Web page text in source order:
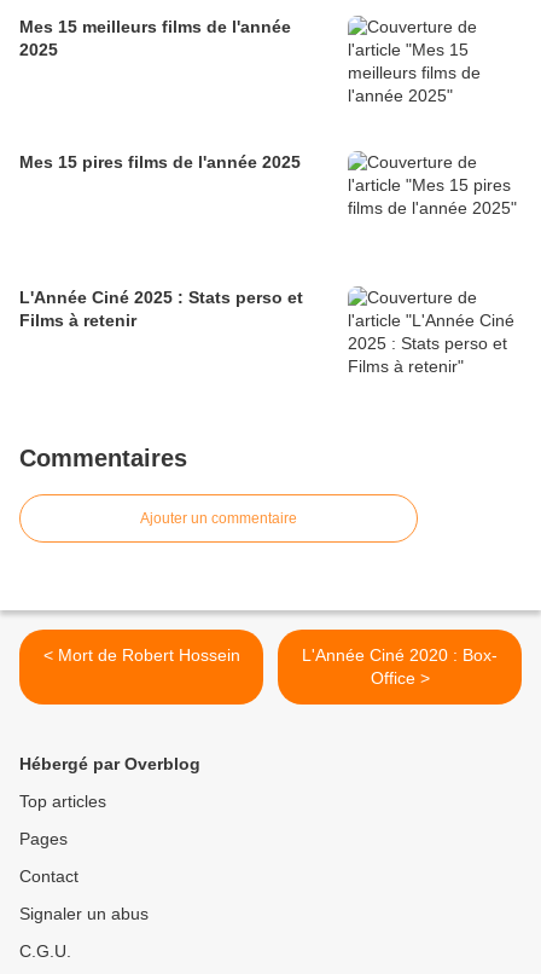
Mes 15 meilleurs films de l'année
2025
Mes 15 pires films de l'année 2025
L'Année Ciné 2025 : Stats perso et
Films à retenir
Commentaires
Ajouter un commentaire
< Mort de Robert Hossein
L'Année Ciné 2020 : Box-
Office >
Hébergé par Overblog
Top articles
Pages
Contact
Signaler un abus
C.G.U.